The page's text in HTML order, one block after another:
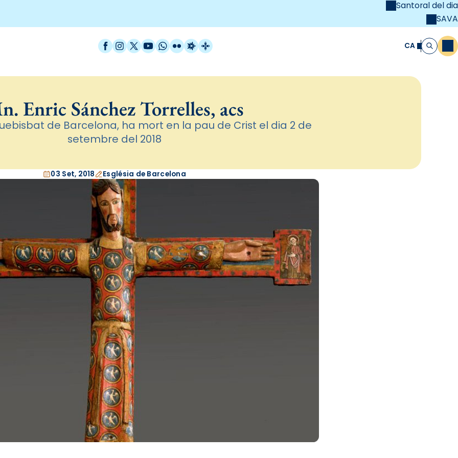
Santoral del dia
SAVA
Facebook
Instagram
X / Twitter
YouTube
WhatsApp
FlickrRadio Estel
Catalunya Cristiana CA Cerca
Enric Sánchez Torrelles, acs
de Barcelona, ha mort en la pau de Crist el dia 2 de
setembre del 2018
03 Set, 2018 Església de Barcelona